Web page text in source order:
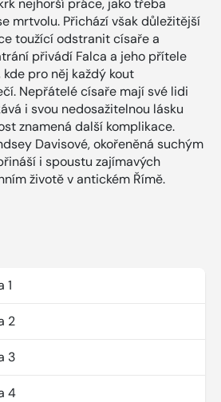
nejhorší práce, jako třeba
mrtvolu. Přichází však důležitější
toužící odstranit císaře a
přivádí Falca a jeho přítele
pro něj každý kout
Nepřátelé císaře mají své lidi
i svou nedosažitelnou lásku
znamená další komplikace.
Davisové, okořeněná suchým
i spoustu zajímavých
životě v antickém Římě.
1
2
3
4